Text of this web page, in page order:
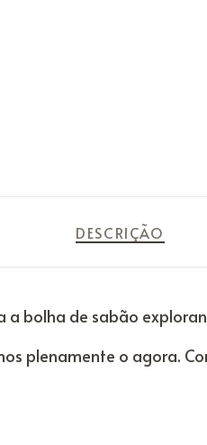
DESCRIÇÃO
bolha de sabão
plenamente o agora.